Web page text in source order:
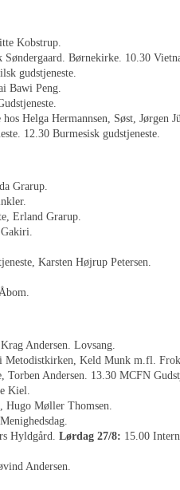
Kobstrup.
Søndergaard. Børnekirke. 10.30
gudstjeneste.
Bawi Peng.
Helga Hermannsen, Søst, Jørgen
12.30 Burmesisk gudstjeneste.
Grarup.
Erland Grarup.
Gakiri.
Karsten Højrup Petersen.
Andersen. Lovsang.
i Metodistkirken, Keld Munk m.fl.
Torben Andersen. 13.30 MCFN
Kiel.
Hugo Møller Thomsen.
Hyldgård. Lørdag 27/8: 15.00
Andersen.